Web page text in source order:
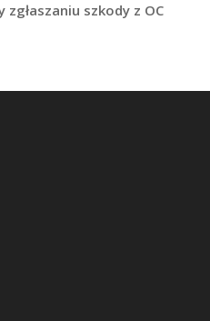
zgłaszaniu szkody z OC